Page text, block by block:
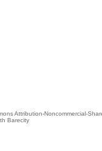
Attribution-Noncommercial-
Barecity